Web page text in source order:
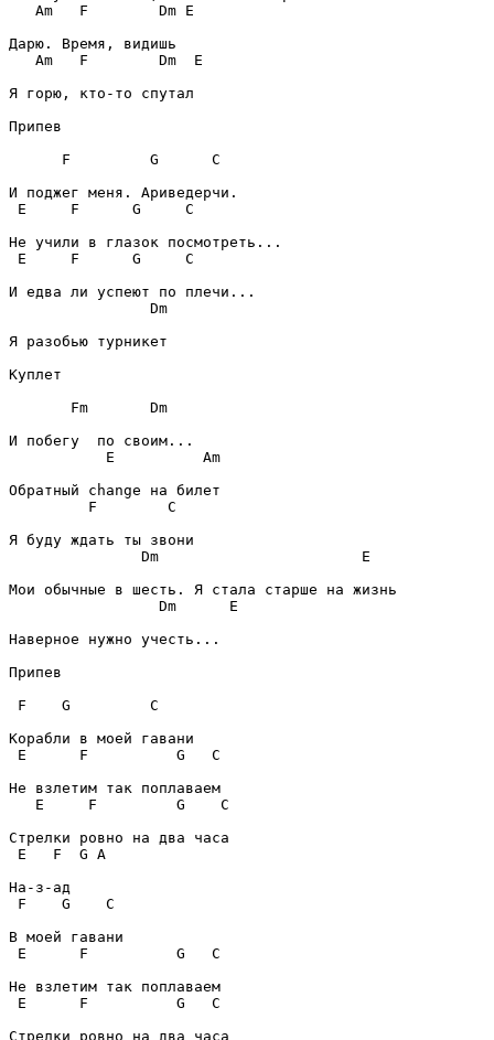
Am
F Dm E
Am
F Dm
E
Я горю, кто-то спутал
Припев
F
G
C
E
F G
C
E
F G
C
Dm
Я разобью турникет
Куплет
Fm
Dm
E
Am
F
C
Dm
E
Dm
E
Наверное нужно учесть...
Припев
F
G
C
E
F G
C
E
F G
C
E
F G A
F
G
C
E
F G
C
E
F G
C